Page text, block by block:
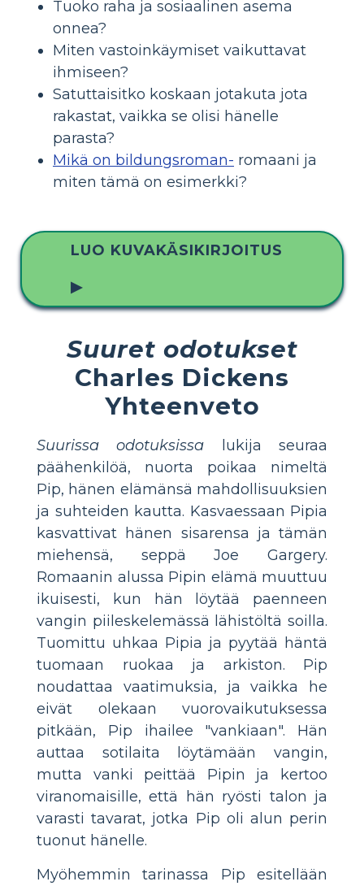
Tuoko raha ja sosiaalinen asema
onnea?
Miten vastoinkäymiset vaikuttavat
ihmiseen?
Satuttaisitko koskaan jotakuta jota
rakastat, vaikka se olisi hänelle
parasta?
Mikä on bildungsroman- romaani ja
miten tämä on esimerkki?
LUO KUVAKÄSIKIRJOITUS
▶
Suuret odotukset
Charles Dickens
Yhteenveto
Suurissa odotuksissa lukija seuraa
päähenkilöä, nuorta poikaa nimeltä
Pip, hänen elämänsä mahdollisuuksien
ja suhteiden kautta. Kasvaessaan Pipia
kasvattivat hänen sisarensa ja tämän
miehensä, seppä Joe Gargery.
Romaanin alussa Pipin elämä muuttuu
ikuisesti, kun hän löytää paenneen
vangin piileskelemässä lähistöltä soilla.
Tuomittu uhkaa Pipia ja pyytää häntä
tuomaan ruokaa ja arkiston. Pip
noudattaa vaatimuksia, ja vaikka he
eivät olekaan vuorovaikutuksessa
pitkään, Pip ihailee "vankiaan". Hän
auttaa sotilaita löytämään vangin,
mutta vanki peittää Pipin ja kertoo
viranomaisille, että hän ryösti talon ja
varasti tavarat, jotka Pip oli alun perin
tuonut hänelle.
Myöhemmin tarinassa Pip esitellään